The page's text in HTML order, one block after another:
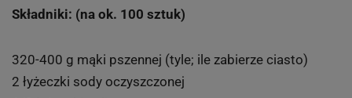
Składniki: (na ok. 100 sztuk)
320-400 g mąki pszennej (tyle; ile zabierze ciasto)
2 łyżeczki sody oczyszczonej